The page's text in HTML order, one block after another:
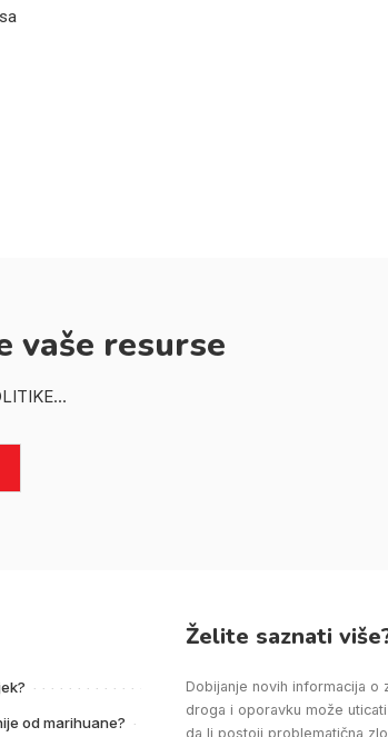
vaše resurse
od marihuane?
Želite saznati
Dobijanje novih informacija o
droga i oporavku može
da li postoji problematična